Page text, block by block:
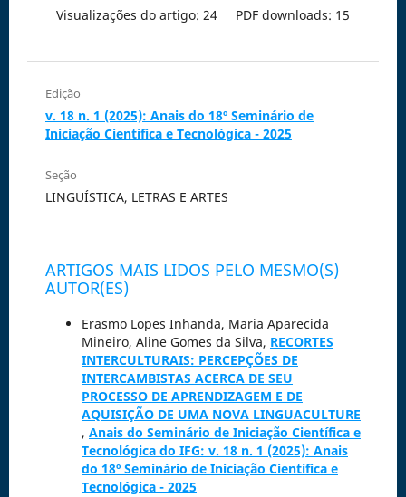
Visualizações do artigo: 24 PDF downloads: 15
Edição
v. 18 n. 1 (2025): Anais do 18º Seminário de
Iniciação Científica e Tecnológica - 2025
Seção
LINGUÍSTICA, LETRAS E ARTES
ARTIGOS MAIS LIDOS PELO MESMO(S)
AUTOR(ES)
Erasmo Lopes Inhanda, Maria Aparecida
Mineiro, Aline Gomes da Silva, RECORTES
INTERCULTURAIS: PERCEPÇÕES DE
INTERCAMBISTAS ACERCA DE SEU
PROCESSO DE APRENDIZAGEM E DE
AQUISIÇÃO DE UMA NOVA LINGUACULTURE
, Anais do Seminário de Iniciação Científica e
Tecnológica do IFG: v. 18 n. 1 (2025): Anais
do 18º Seminário de Iniciação Científica e
Tecnológica - 2025